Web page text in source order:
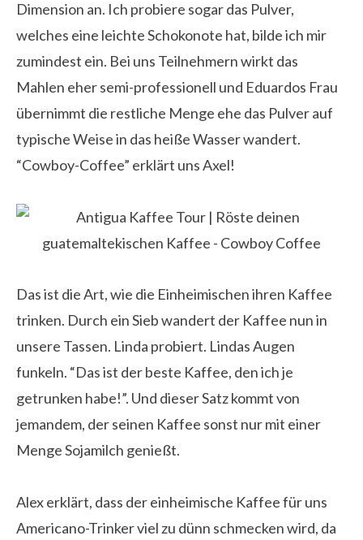
Dimension an. Ich probiere sogar das Pulver,
welches eine leichte Schokonote hat, bilde ich mir
zumindest ein. Bei uns Teilnehmern wirkt das
Mahlen eher semi-professionell und Eduardos Frau
übernimmt die restliche Menge ehe das Pulver auf
typische Weise in das heiße Wasser wandert.
“Cowboy-Coffee” erklärt uns Axel!
Das ist die Art, wie die Einheimischen ihren Kaffee
trinken. Durch ein Sieb wandert der Kaffee nun in
unsere Tassen. Linda probiert. Lindas Augen
funkeln. “Das ist der beste Kaffee, den ich je
getrunken habe!”. Und dieser Satz kommt von
jemandem, der seinen Kaffee sonst nur mit einer
Menge Sojamilch genießt.
Alex erklärt, dass der einheimische Kaffee für uns
Americano-Trinker viel zu dünn schmecken wird, da